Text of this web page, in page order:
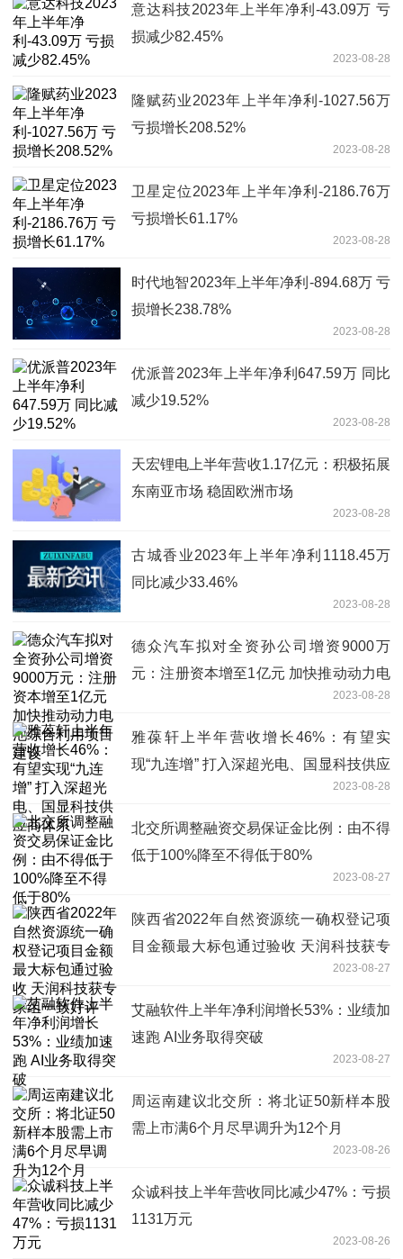
意达科技2023年上半年净利-43.09万 亏
损减少82.45%
2023-08-28
隆赋药业2023年上半年净利-1027.56万
亏损增长208.52%
2023-08-28
卫星定位2023年上半年净利-2186.76万
亏损增长61.17%
2023-08-28
时代地智2023年上半年净利-894.68万 亏
损增长238.78%
2023-08-28
优派普2023年上半年净利647.59万 同比
减少19.52%
2023-08-28
天宏锂电上半年营收1.17亿元：积极拓展
东南亚市场 稳固欧洲市场
2023-08-28
古城香业2023年上半年净利1118.45万
同比减少33.46%
2023-08-28
德众汽车拟对全资孙公司增资9000万
元：注册资本增至1亿元 加快推动动力电
2023-08-28
雅葆轩上半年营收增长46%：有望实
现“九连增” 打入深超光电、国显科技供应
2023-08-28
北交所调整融资交易保证金比例：由不得
低于100%降至不得低于80%
2023-08-27
陕西省2022年自然资源统一确权登记项
目金额最大标包通过验收 天润科技获专
2023-08-27
艾融软件上半年净利润增长53%：业绩加
速跑 AI业务取得突破
2023-08-27
周运南建议北交所：将北证50新样本股
需上市满6个月尽早调升为12个月
2023-08-26
众诚科技上半年营收同比减少47%：亏损
1131万元
2023-08-26